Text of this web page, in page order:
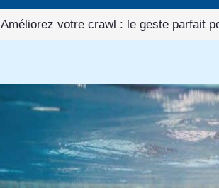
Améliorez votre crawl : le geste parfait